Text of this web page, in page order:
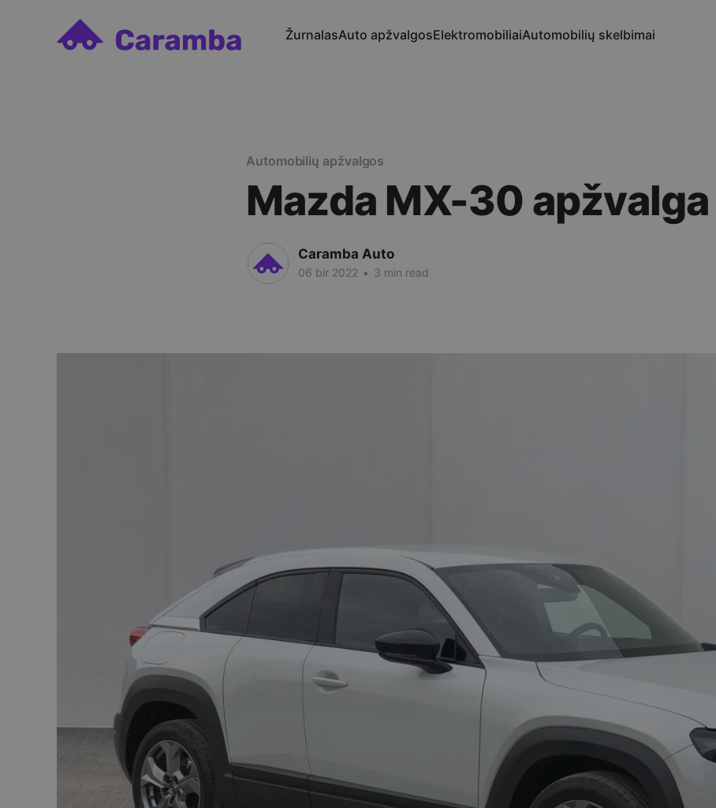
ŽurnalasAuto apžvalgosElektromobiliaiAutomobilių skelbimai
Automobilių apžvalgos
Mazda MX-30 apžvalga
Caramba Auto
06 bir 2022 • 3 min read